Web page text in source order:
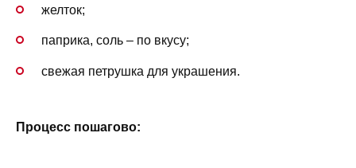
желток;
паприка, соль – по вкусу;
свежая петрушка для украшения.
Процесс пошагово: